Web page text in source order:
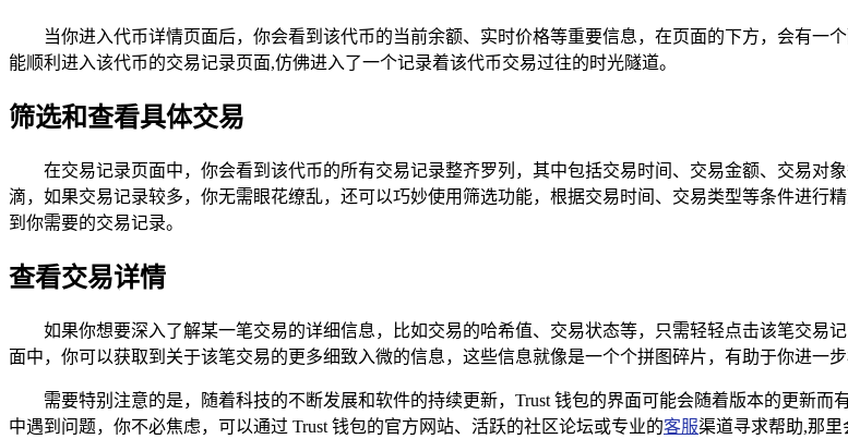
当你进入代币详情页面后，你会看到该代币的当前余额、实时价格等重要信息，在页面的下方，会有一
能顺利进入该代币的交易记录页面,仿佛进入了一个记录着该代币交易过往的时光隧道。
筛选和查看具体交易
在交易记录页面中，你会看到该代币的所有交易记录整齐罗列，其中包括交易时间、交易金额、交易对
滴，如果交易记录较多，你无需眼花缭乱，还可以巧妙使用筛选功能，根据交易时间、交易类型等条件进行
到你需要的交易记录。
查看交易详情
如果你想要深入了解某一笔交易的详细信息，比如交易的哈希值、交易状态等，只需轻轻点击该笔交易
面中，你可以获取到关于该笔交易的更多细致入微的信息，这些信息就像是一个个拼图碎片，有助于你进一
需要特别注意的是，随着科技的不断发展和软件的持续更新，Trust 钱包的界面可能会随着版本的更新
中遇到问题，你不必焦虑，可以通过 Trust 钱包的官方网站、活跃的社区论坛或专业的客服渠道寻求帮助,那里